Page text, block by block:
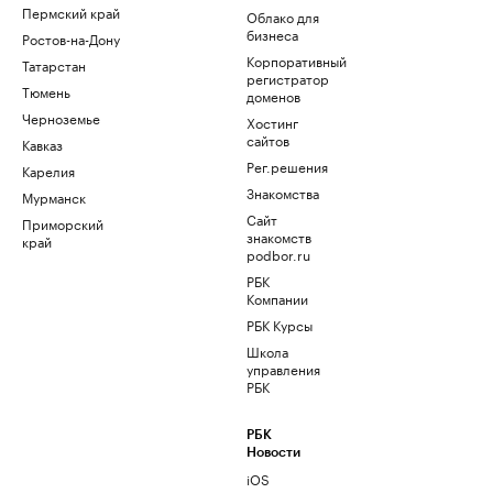
Пермский край
Ростов-на-Дону
Татарстан
Тюмень
Черноземье
Кавказ
Карелия
Мурманск
Приморский
край
Облако для
бизнеса
Корпоративный
регистратор
доменов
Хостинг
сайтов
Рег.решения
Знакомства
Сайт
знакомств
podbor.ru
РБК
Компании
РБК Курсы
Школа
управления
РБК
РБК
Новости
iOS